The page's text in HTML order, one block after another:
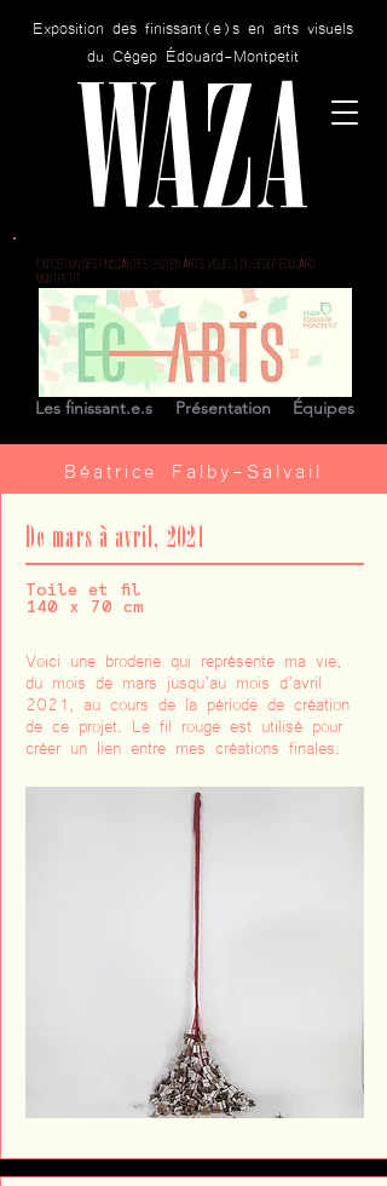
Exposition des finissant(e)s en arts visuels
du Cégep Édouard-Montpetit
WAZA
EXPOSITION DES FINISSANT.E.S 2021 EN ARTS VISUELS DU CÉGEP ÉDOUARD
MONTPETIT
Les finissant.e.s Présentation Équipes
Béatrice Falby-Salvail
De mars à avril, 2021
Toile et fil
140 x 70 cm
Voici une broderie qui représente ma vie,
du mois de mars jusqu’au mois d’avril
2021, au cours de la période de création
de ce projet. Le fil rouge est utilisé pour
créer un lien entre mes créations finales.